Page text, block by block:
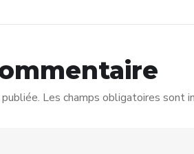
Les champs obligatoires sont